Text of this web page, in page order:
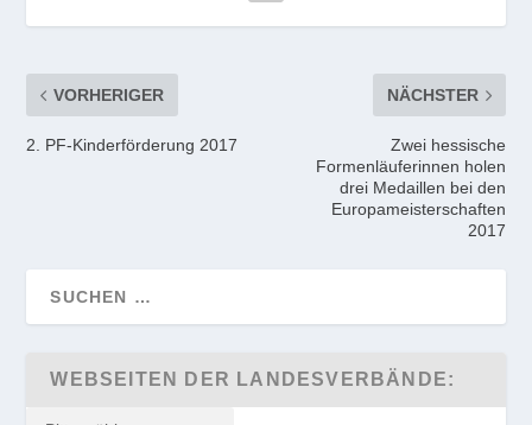
VORHERIGER
2. PF-Kinderförderung 2017
NÄCHSTER
Zwei hessische
Formenläuferinnen holen
drei Medaillen bei den
Europameisterschaften
2017
WEBSEITEN DER LANDESVERBÄNDE: